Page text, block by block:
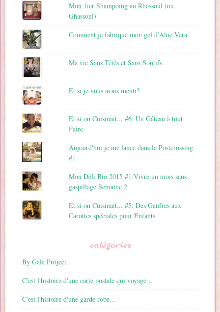
Mon 1ier Shampoing au Rhassoul (ou
Ghassoul)
Comment je fabrique mon gel d'Aloe Vera
Ma vie Sans Tétés et Sans Soutifs
Et si je vous avais menti?
Et si on Cuisinait... #6: Un Gâteau à tout
Faire
Aujourd'hui je me lance dans le Postcrossing
#1
Mon Défi Bio 2015 #1:Vivre un mois sans
gaspillage Semaine 2
Et si on Cuisinait... #5: Des Gaufres aux
Carottes spéciales pour Enfants
catégories
By Gala Project
C'est l'histoire d'une carte postale qui voyage …
C'est l'histoire d'une garde robe…